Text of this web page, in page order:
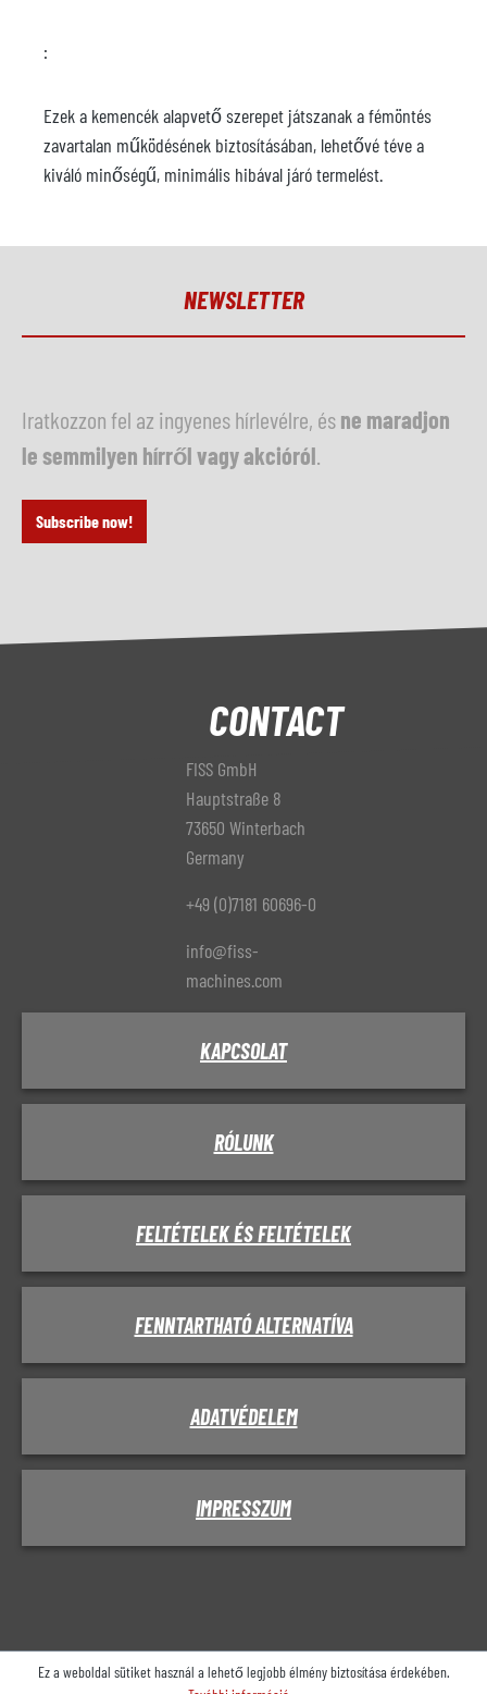
:
Ezek a kemencék alapvető szerepet játszanak a fémöntés
zavartalan működésének biztosításában, lehetővé téve a
kiváló minőségű, minimális hibával járó termelést.
NEWSLETTER
Iratkozzon fel az ingyenes hírlevélre, ésne maradjon
le semmilyen hírről vagy akcióról
Subscribe now!
CONTACT
FISS GmbH
Hauptstraße 8
73650 Winterbach
Germany
+49 (0)7181 60696-0
info@fiss-
machines.com
KAPCSOLAT
RÓLUNK
FELTÉTELEK ÉS FELTÉTELEK
FENNTARTHATÓ ALTERNATÍVA
ADATVÉDELEM
IMPRESSZUM
Ez a weboldal sütiket használ a lehető legjobb élmény biztosítása érdekében.